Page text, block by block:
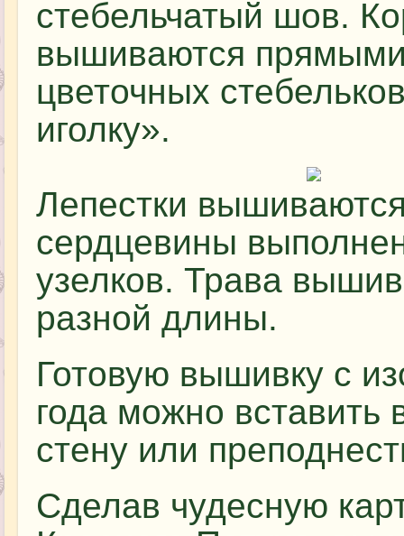
стебельчатый шов.
вышиваются
цветочных
иголку».
Лепестки
сердцевины
узелков. Трава
разной длины.
Готовую вышивку с
года можно вставить
стену или
Сделав чудесную